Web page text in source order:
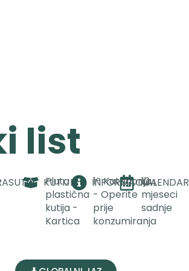
list
KUTIJE
Pluta -
plastična
kutija -
Kartica
INFORMACIJA
1º Kategorija
- Operite
prije
konzumiranja
KALENDAR
12
mjeseci
sadnje